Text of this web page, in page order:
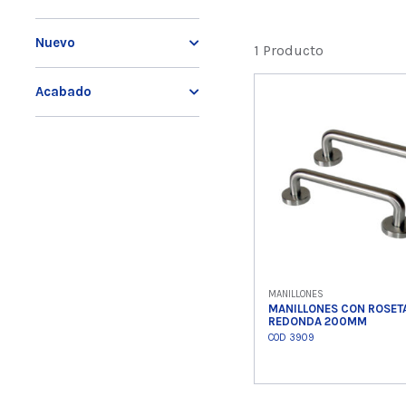
Nuevo
Acabado
1 Producto
MANILLONES
MANILLONES CON
REDONDA 200MM
COD 3909